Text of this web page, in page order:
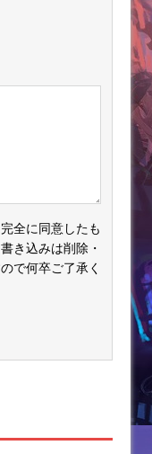
全に同意したも
き込みは削除・
で何卒ご了承く